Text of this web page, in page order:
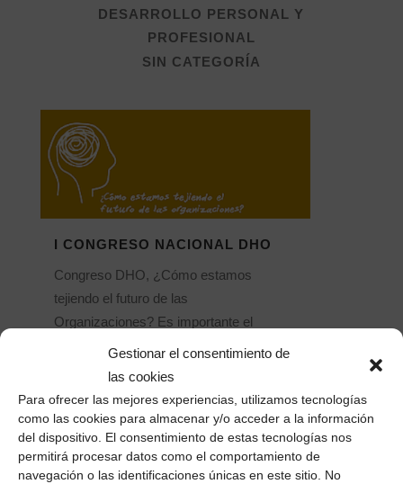
Gestionar el consentimiento de
las cookies
Para ofrecer las mejores experiencias, utilizamos tecnologías
como las cookies para almacenar y/o acceder a la información
del dispositivo. El consentimiento de estas tecnologías nos
permitirá procesar datos como el comportamiento de
navegación o las identificaciones únicas en este sitio. No
DESARROLLO PERSONAL Y
PROFESIONAL
SIN CATEGORÍA
I CONGRESO NACIONAL DHO
Congreso DHO, ¿Cómo estamos
tejiendo el futuro de las
Organizaciones? Es importante el
asunto, porque de un modo u otro nos
afecta a todos, los que trabajamos por
cuenta propia o ajena, e incluso a los que
no trabajan, a las generaciones futuras, a
quienes viven...
16 junio, 2017/0 Comentarios